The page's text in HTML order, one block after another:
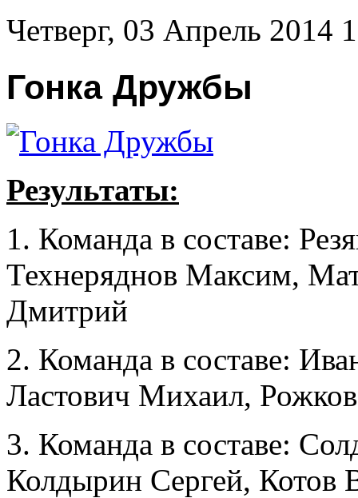
Четверг, 03 Апрель 2014
Гонка Дружбы
Результаты:
1. Команда в составе:
Технеряднов Максим,
Дмитрий
2. Команда в составе:
Ластович Михаил,
3. Команда в составе:
Колдырин Сергей, Котов